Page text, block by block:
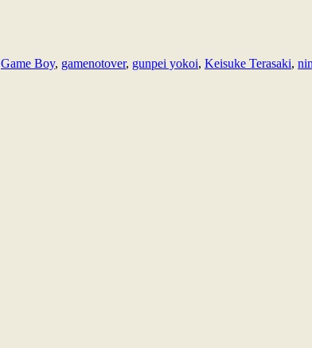
Game Boy, gamenotover, gunpei yokoi, Keisuke Terasaki,